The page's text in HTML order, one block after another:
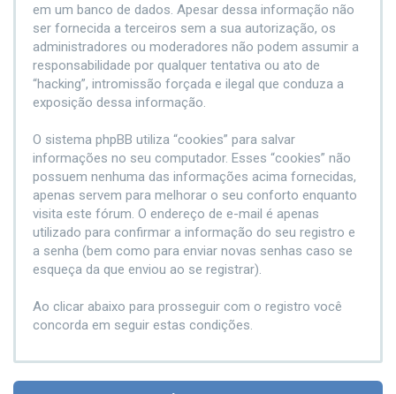
em um banco de dados. Apesar dessa informação não
ser fornecida a terceiros sem a sua autorização, os
administradores ou moderadores não podem assumir a
responsabilidade por qualquer tentativa ou ato de
“hacking”, intromissão forçada e ilegal que conduza a
exposição dessa informação.
O sistema phpBB utiliza “cookies” para salvar
informações no seu computador. Esses “cookies” não
possuem nenhuma das informações acima fornecidas,
apenas servem para melhorar o seu conforto enquanto
visita este fórum. O endereço de e-mail é apenas
utilizado para confirmar a informação do seu registro e
a senha (bem como para enviar novas senhas caso se
esqueça da que enviou ao se registrar).
Ao clicar abaixo para prosseguir com o registro você
concorda em seguir estas condições.